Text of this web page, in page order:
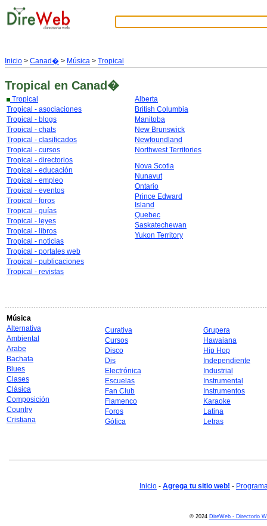
Inicio > Canad� > Música > Tropical
Tropical en Canad�
Tropical
Tropical - asociaciones
Tropical - blogs
Tropical - chats
Tropical - clasificados
Tropical - cursos
Tropical - directorios
Tropical - educación
Tropical - empleo
Tropical - eventos
Tropical - foros
Tropical - guías
Tropical - leyes
Tropical - libros
Tropical - noticias
Tropical - portales web
Tropical - publicaciones
Tropical - revistas
Alberta
British Columbia
Manitoba
New Brunswick
Newfoundland
Northwest Territories
Nova Scotia
Nunavut
Ontario
Prince Edward
Island
Quebec
Saskatechewan
Yukon Territory
Música
Alternativa
Ambiental
Arabe
Bachata
Blues
Clases
Clásica
Composición
Country
Cristiana
Curativa
Cursos
Disco
Djs
Electrónica
Escuelas
Fan Club
Flamenco
Foros
Gótica
Grupera
Hawaiana
Hip Hop
Independiente
Industrial
Instrumental
Instrumentos
Karaoke
Latina
Letras
Inicio - Agrega tu sitio web! -
© 2024 DireWeb - Directorio